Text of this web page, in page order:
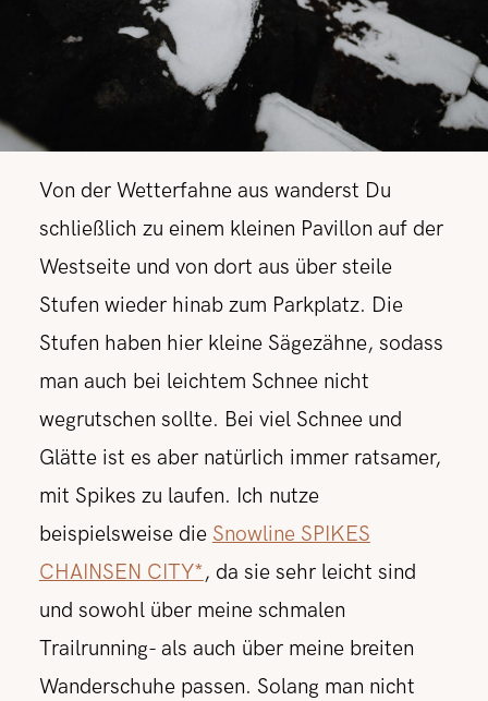
Von der Wetterfahne aus wanderst Du
schließlich zu einem kleinen Pavillon auf der
Westseite und von dort aus über steile
Stufen wieder hinab zum Parkplatz. Die
Stufen haben hier kleine Sägezähne, sodass
man auch bei leichtem Schnee nicht
wegrutschen sollte. Bei viel Schnee und
Glätte ist es aber natürlich immer ratsamer,
mit Spikes zu laufen. Ich nutze
beispielsweise die Snowline SPIKES
CHAINSEN CITY*, da sie sehr leicht sind
und sowohl über meine schmalen
Trailrunning- als auch über meine breiten
Wanderschuhe passen. Solang man nicht